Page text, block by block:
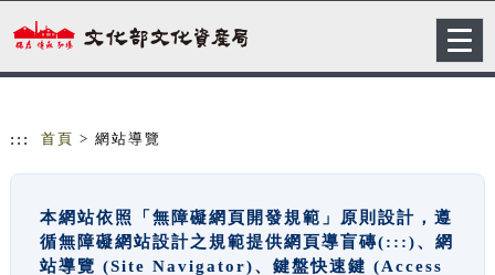
::: 首頁 > 網站導覽
本網站依照「無障礙網頁開發規範」原則設計，遵
循無障礙網站設計之規範提供網頁導盲磚(:::)、網
站導覽 (Site Navigator)、鍵盤快速鍵 (Access